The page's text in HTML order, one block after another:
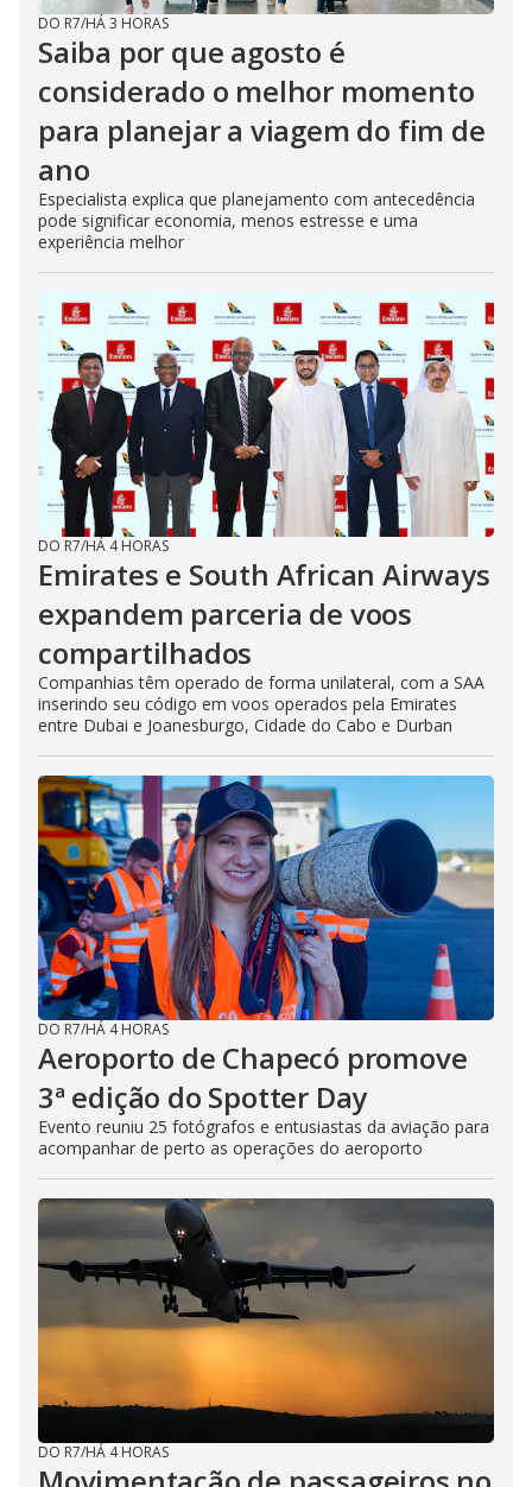
DO R7/HÁ 3 HORAS
Saiba por que agosto é
considerado o melhor momento
para planejar a viagem do fim de
ano
Especialista explica que planejamento com antecedência
pode significar economia, menos estresse e uma
experiência melhor
DO R7/HÁ 4 HORAS
Emirates e South African Airways
expandem parceria de voos
compartilhados
Companhias têm operado de forma unilateral, com a SAA
inserindo seu código em voos operados pela Emirates
entre Dubai e Joanesburgo, Cidade do Cabo e Durban
DO R7/HÁ 4 HORAS
Aeroporto de Chapecó promove
3ª edição do Spotter Day
Evento reuniu 25 fotógrafos e entusiastas da aviação para
acompanhar de perto as operações do aeroporto
DO R7/HÁ 4 HORAS